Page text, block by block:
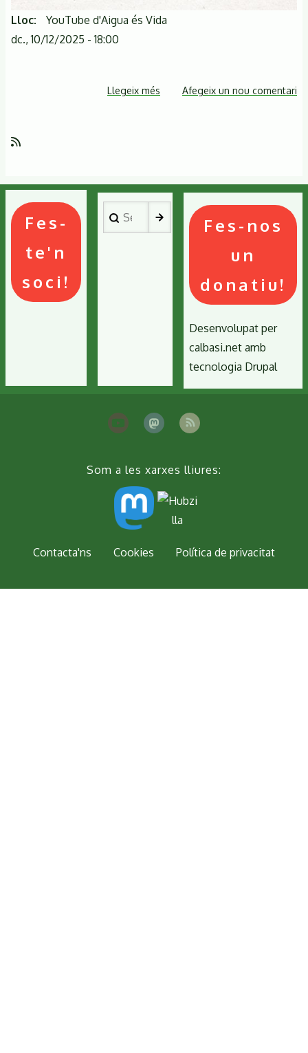
Lloc
YouTube d'Aigua és Vida
dc., 10/12/2025 - 18:00
Llegeix més sobre
I
URBANISME
SOLUCIONS
Afegeix un nou comentari
Fes-
te'n
soci!
Search
Fes-nos
un
donatiu!
Desenvolupat per
calbasi.net amb
tecnologia Drupal
Som a les xarxes lliures:
Contacta'ns Cookies Política de privacitat